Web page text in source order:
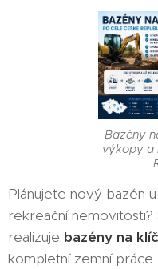
Bazény
výkopy a
Plánujete nový bazén
rekreační
realizuje bazény na
kompletní zemní